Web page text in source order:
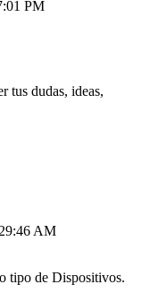
PM
tus dudas, ideas,
AM
tipo de Dispositivos.